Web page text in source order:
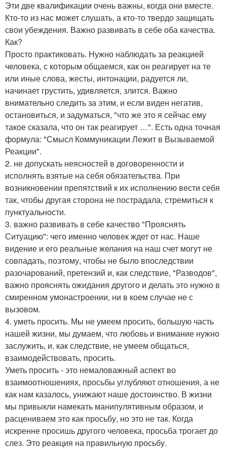
Эти две квалификации очень важны, когда они вместе.
Кто-то из нас может слушать, а кто-то твердо защищать
свои убеждения. Важно развивать в себе оба качества.
Как?
Просто практиковать. Нужно наблюдать за реакцией
человека, с которым общаемся, как он реагирует на те
или иные слова, жесты, интонации, радуется ли,
начинает грустить, удивляется, злится. Важно
внимательно следить за этим, и если виден негатив,
остановиться, и задуматься, "что же это я сейчас ему
такое сказала, что он так реагирует …". Есть одна точная
формула: "Смысл Коммуникации Лежит в Вызываемой
Реакции".
2. не допускать неясностей в договоренности и
исполнять взятые на себя обязательства. При
возникновении препятствий к их исполнению вести себя
так, чтобы другая сторона не пострадала, стремиться к
пунктуальности.
3. важно развивать в себе качество "Прояснять
Ситуацию": чего именно человек ждет от нас. Наше
видение и его реальные желания на наш счет могут не
совпадать, поэтому, чтобы не было впоследствии
разочарований, претензий и, как следствие, "Разводов",
важно прояснять ожидания другого и делать это нужно в
смиренном умонастроении, ни в коем случае не с
вызовом.
4. уметь просить. Мы не умеем просить, большую часть
нашей жизни, мы думаем, что любовь и внимание нужно
заслужить, и, как следствие, не умеем общаться,
взаимодействовать, просить.
Уметь просить - это немаловажный аспект во
взаимоотношениях, просьбы углубляют отношения, а не
как нам казалось, унижают наше достоинство. В жизни
мы привыкли намекать манипулятивным образом, и
расцениваем это как просьбу, но это не так. Когда
искренне просишь другого человека, просьба трогает до
слез. Это реакция на правильную просьбу.